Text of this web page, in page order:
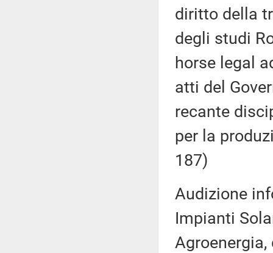
diritto della
degli studi
horse legal
atti del
recante
per la
187)
Audizione
Impianti
Agroenergia,